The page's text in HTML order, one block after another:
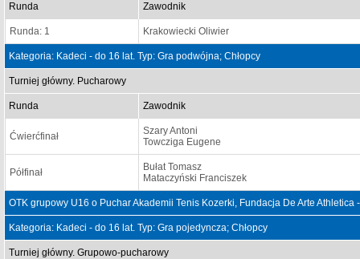
Runda Zawodnik
Runda: 1 Krakowiecki Oliwier
Kategoria: Kadeci - do 16 lat. Typ: Gra podwójna; Chłopcy
Turniej główny. Pucharowy
Runda Zawodnik
Ćwierćfinał
Szary Antoni
Towcziga Eugene
Półfinał
Bułat Tomasz
Mataczyński Franciszek
OTK grupowy U16 o Puchar Akademii Tenis Kozerki, Fundacja De Arte
Kategoria: Kadeci - do 16 lat. Typ: Gra pojedyncza; Chłopcy
Turniej główny. Grupowo-pucharowy